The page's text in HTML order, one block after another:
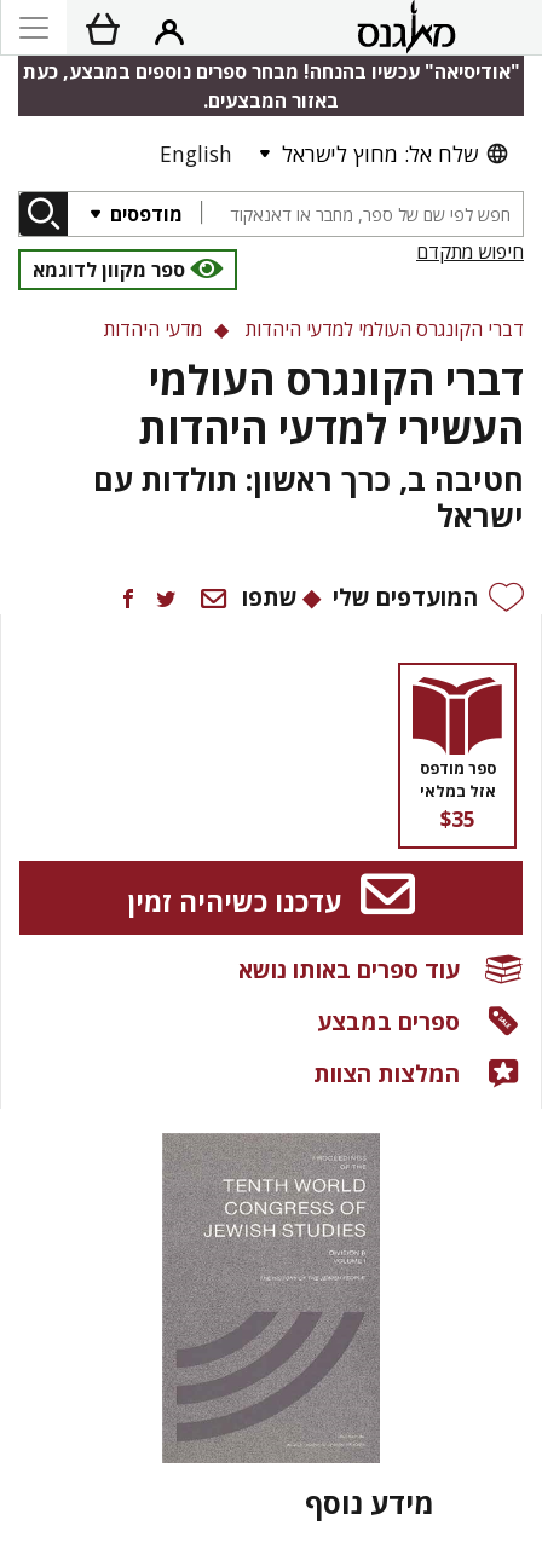
"אודיסיאה" עכשיו בהנחה! מבחר ספרים נוספים במבצע, כעת
באזור המבצעים.
שלח אל: מחוץ לישראל English
מודפסים
חיפוש מתקדם
ספר מקוון לדוגמא
מידע נוסף
דברי הקונגרס העולמי למדעי היהדות מדעי היהדות
דברי הקונגרס העולמי
העשירי למדעי היהדות
חטיבה ב, כרך ראשון: תולדות עם
ישראל
המועדפים שלי שתפו
ספר מודפס
אזל במלאי
$35
עדכנו כשיהיה זמין
עוד ספרים באותו נושא
ספרים במבצע
המלצות הצוות